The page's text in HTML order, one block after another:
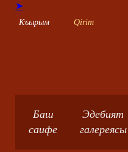
➤
Къырым Qirim
Баш
саифе
Эдебият
галереясы